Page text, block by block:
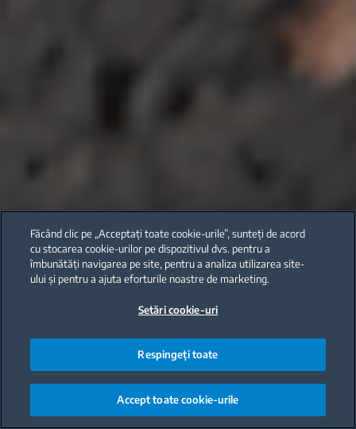
Făcând clic pe „Acceptați toate cookie-urile”, sunteți de acord
cu stocarea cookie-urilor pe dispozitivul dvs. pentru a
îmbunătăți navigarea pe site, pentru a analiza utilizarea site-
ului și pentru a ajuta eforturile noastre de marketing.
Setări cookie-uri
Respingeți toate
Accept toate cookie-urile